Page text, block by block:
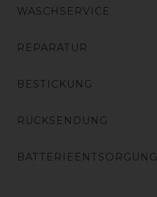
WASCHSERVICE
REPARATUR
BESTICKUNG
RÜCKSENDUNG
BATTERIEENTSORGUNG